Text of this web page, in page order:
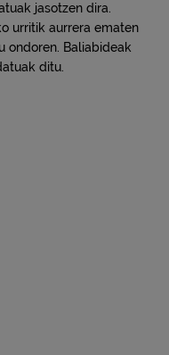
jasotzen dira.
urritik aurrera ematen
ondoren. Baliabideak
ditu.